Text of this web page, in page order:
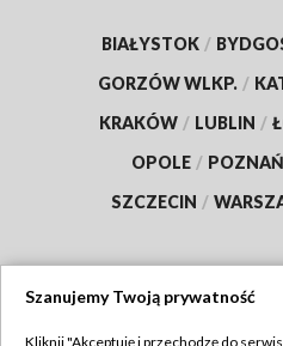
BIAŁYSTOK /
GORZÓW WLKP. /
KRAKÓW / LUBLIN /
OPOLE / POZNAŃ
SZCZECIN /
Szanujemy Twoją prywatność
Kliknij "Akceptuję i przechodzę do